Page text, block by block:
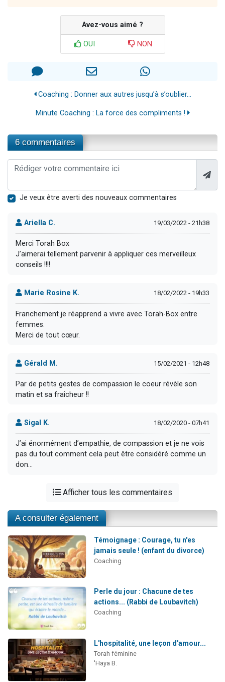
Avez-vous aimé ?
OUI NON
Coaching : Donner aux autres jusqu’à s’oublier...
Minute Coaching : La force des compliments !
6 commentaires
Je veux être averti des nouveaux commentaires
Ariella C. 19/03/2022 - 21h38
Merci Torah Box
J’aimerai tellement parvenir à appliquer ces merveilleux
conseils !!!!
Marie Rosine K. 18/02/2022 - 19h33
Franchement je réapprend a vivre avec Torah-Box entre
femmes.
Merci de tout cœur.
Gérald M. 15/02/2021 - 12h48
Par de petits gestes de compassion le coeur révèle son
matin et sa fraîcheur !!
Sigal K. 18/02/2020 - 07h41
J’ai énormément d’empathie, de compassion et je ne vois
pas du tout comment cela peut être considéré comme un
don...
Afficher tous les commentaires
A consulter également
Témoignage : Courage, tu n'es
jamais seule ! (enfant du divorce)
Coaching
Perle du jour : Chacune de tes
actions... (Rabbi de Loubavitch)
Coaching
L'hospitalité, une leçon d'amour...
Torah féminine
'Haya B.